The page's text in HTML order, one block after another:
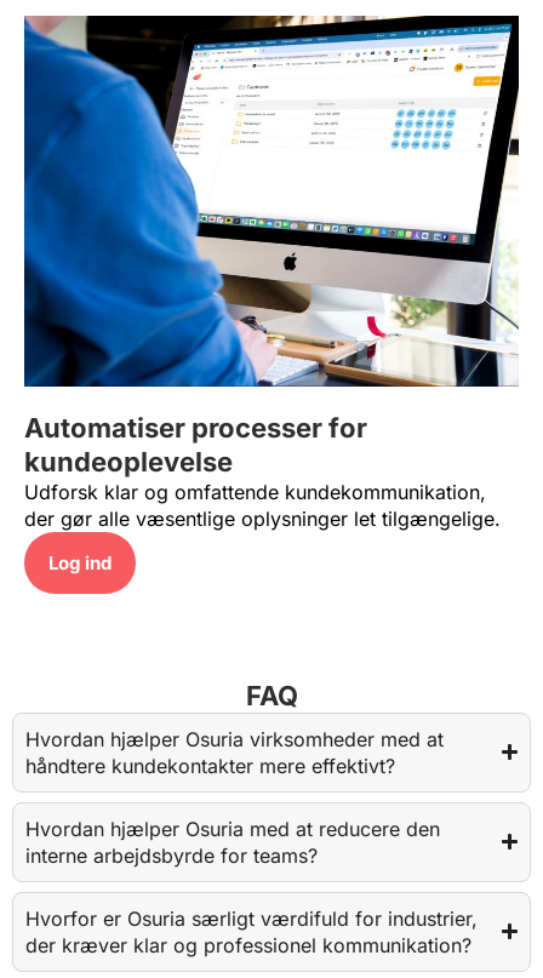
Automatiser processer for
kundeoplevelse
Udforsk klar og omfattende kundekommunikation,
der gør alle væsentlige oplysninger let tilgængelige.
Log ind​
FAQ
Hvordan hjælper Osuria virksomheder med at
håndtere kundekontakter mere effektivt?
Hvordan hjælper Osuria med at reducere den
interne arbejdsbyrde for teams?
Hvorfor er Osuria særligt værdifuld for industrier,
der kræver klar og professionel kommunikation?